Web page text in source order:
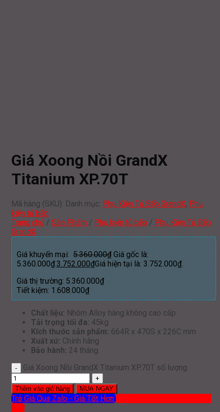
Giá Xoong Nồi GrandX
Titanium XP.70T
Mã hàng (SKU): Danh mục: Phụ Kiện Tủ Bếp GrandX, Phụ
kiện tủ bếp
Trang chủ / Sản Phẩm / Phụ kiện tủ bếp / Phụ Kiện Tủ Bếp
GrandX
Giá khuyến mại: 5.360.000₫ Giá gốc là:
5.360.000₫.3.752.000₫Giá hiện tại là: 3.752.000₫.
Giá thị trường: 5.360.000₫
Tiết kiệm: 1.608.000₫
Chất liệu: Nhôm Alloy hàng không cao cấp
Tải trọng tối đa: 45kg
Kích thước sản phẩm: 664R x 470S x 226C mm
Xuất xứ: Chính hãng
Bảo hành: 24 tháng
Giá Xoong Nồi GrandX Titanium XP.70T số lượng
Thêm vào giỏ hàng MUA NGAY
Trả Giá Qua Zalo - Giá Tốt Hơn Mua hàng qua ĐT: 0919 386
012